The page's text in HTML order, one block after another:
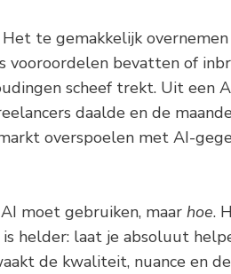
te gemakkelijk
bevatten of
scheef trekt. Uit een
daalde en de
overspoelen met AI-
moet gebruiken, maar hoe.
helder: laat je absoluut
de kwaliteit, nuance en